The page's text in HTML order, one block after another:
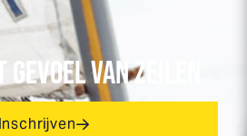
VAN ZEILEN
Inschrijven